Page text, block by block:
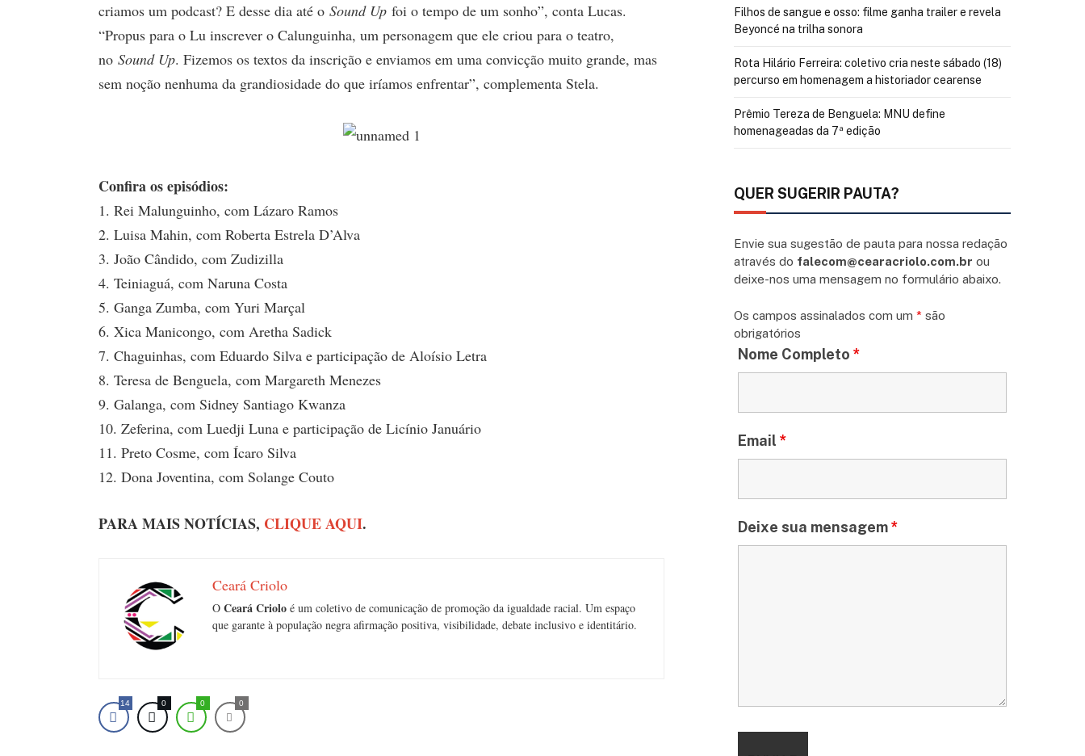
criamos um podcast? E desse dia até o Sound Upfoi o tempo de um sonho”, conta Lucas.
“Propus para o Lu inscrever o Calunguinha, um personagem que ele criou para o teatro,
no Sound Up. Fizemos os textos da inscrição e enviamos em uma convicção muito grande, mas
sem noção nenhuma da grandiosidade do que iríamos enfrentar”, complementa Stela.
Confira os episódios:
1. Rei Malunguinho, com Lázaro Ramos
2. Luisa Mahin, com Roberta Estrela D’Alva
3. João Cândido, com Zudizilla
4. Teiniaguá, com Naruna Costa
5. Ganga Zumba, com Yuri Marçal
6. Xica Manicongo, com Aretha Sadick
7. Chaguinhas, com Eduardo Silva e participação de Aloísio Letra
8. Teresa de Benguela, com Margareth Menezes
9. Galanga, com Sidney Santiago Kwanza
10. Zeferina, com Luedji Luna e participação de Licínio Januário
11. Preto Cosme, com Ícaro Silva
12. Dona Joventina, com Solange Couto
PARA MAIS NOTÍCIAS, CLIQUE AQUI.
Ceará Criolo
O Ceará Crioloé um coletivo de comunicação de promoção da igualdade racial. Um espaço
que garante à população negra afirmação positiva, visibilidade, debate inclusivo e identitário.
14 0 0 0
Filhos de sangue e osso: filme ganha trailer e revela
Beyoncé na trilha sonora
Rota Hilário Ferreira: coletivo cria neste sábado (18)
percurso em homenagem a historiador cearense
Prêmio Tereza de Benguela: MNU define
homenageadas da 7ª edição
QUER SUGERIR PAUTA?
Envie sua sugestão de pauta para nossa redação
através do falecom@cearacriolo.com.br ou
deixe-nos uma mensagem no formulário abaixo.
Os campos assinalados com um* são
obrigatórios
Nome Completo*
Email*
Deixe sua mensagem*